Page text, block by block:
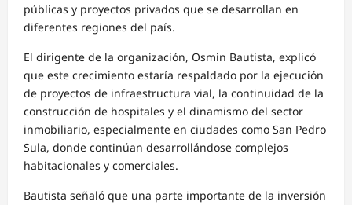
públicas y proyectos privados que se desarrollan en
diferentes regiones del país.
El dirigente de la organización, Osmin Bautista, explicó
que este crecimiento estaría respaldado por la ejecución
de proyectos de infraestructura vial, la continuidad de la
construcción de hospitales y el dinamismo del sector
inmobiliario, especialmente en ciudades como San Pedro
Sula, donde continúan desarrollándose complejos
habitacionales y comerciales.
Bautista señaló que una parte importante de la inversión